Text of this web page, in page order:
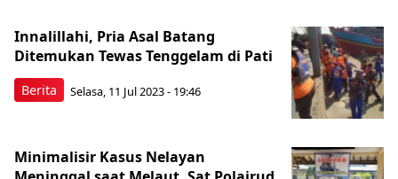
Berita
Innalillahi, Pria Asal Batang
Ditemukan Tewas Tenggelam di Pati
Selasa, 11 Jul 2023 - 19:46
Minimalisir Kasus Nelayan